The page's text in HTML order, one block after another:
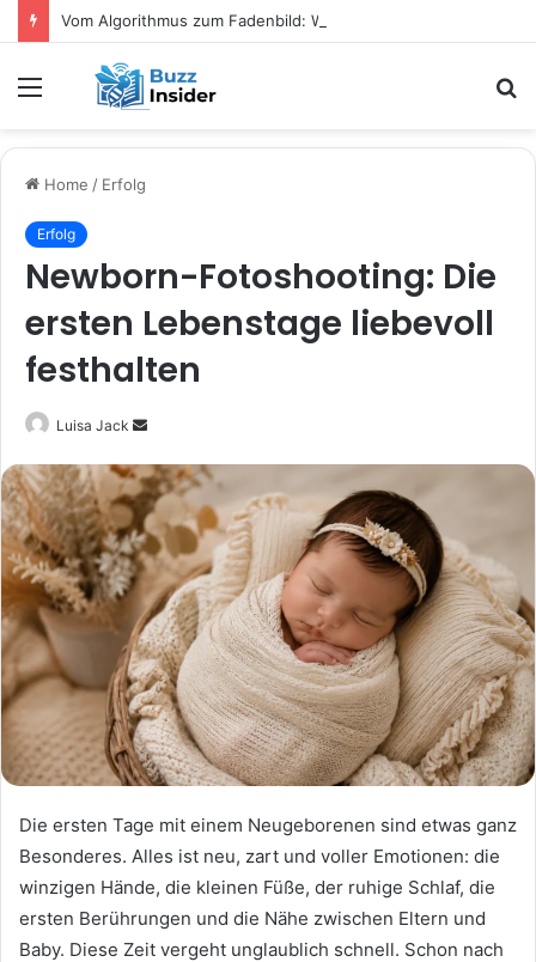
Menu
Home / Erfolg
Erfolg
Newborn-Fotoshooting: Die
ersten Lebenstage liebevoll
festhalten
Luisa Jack
Send
email
Die ersten Tage mit einem Neugeborenen sind etwas ganz
Besonderes. Alles ist neu, zart und voller Emotionen: die
winzigen Hände, die kleinen Füße, der ruhige Schlaf, die
ersten Berührungen und die Nähe zwischen Eltern und
Baby. Diese Zeit vergeht unglaublich schnell. Schon nach